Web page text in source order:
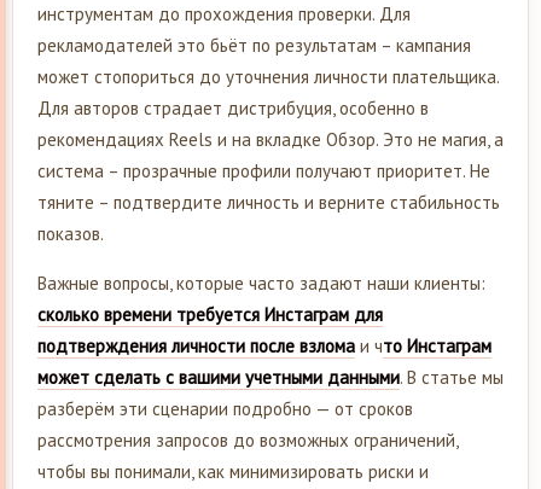
инструментам до прохождения проверки. Для
рекламодателей это бьёт по результатам – кампания
может стопориться до уточнения личности плательщика.
Для авторов страдает дистрибуция, особенно в
рекомендациях Reels и на вкладке Обзор. Это не магия, а
система – прозрачные профили получают приоритет. Не
тяните – подтвердите личность и верните стабильность
показов.
Важные вопросы, которые часто задают наши клиенты:
сколько времени требуется Инстаграм для
подтверждения личности после взлома и что Инстаграм
может сделать с вашими учетными данными. В статье мы
разберём эти сценарии подробно — от сроков
рассмотрения запросов до возможных ограничений,
чтобы вы понимали, как минимизировать риски и